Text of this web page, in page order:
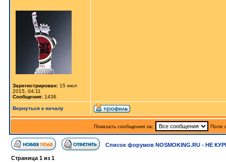
Зарегистрирован: 15 июл
2015, 04:11
Сообщения: 1436
Вернуться к началу
Показать сообщения за: Поле
Список форумов NOSMOKING.RU - НЕ
Страница 1 из 1